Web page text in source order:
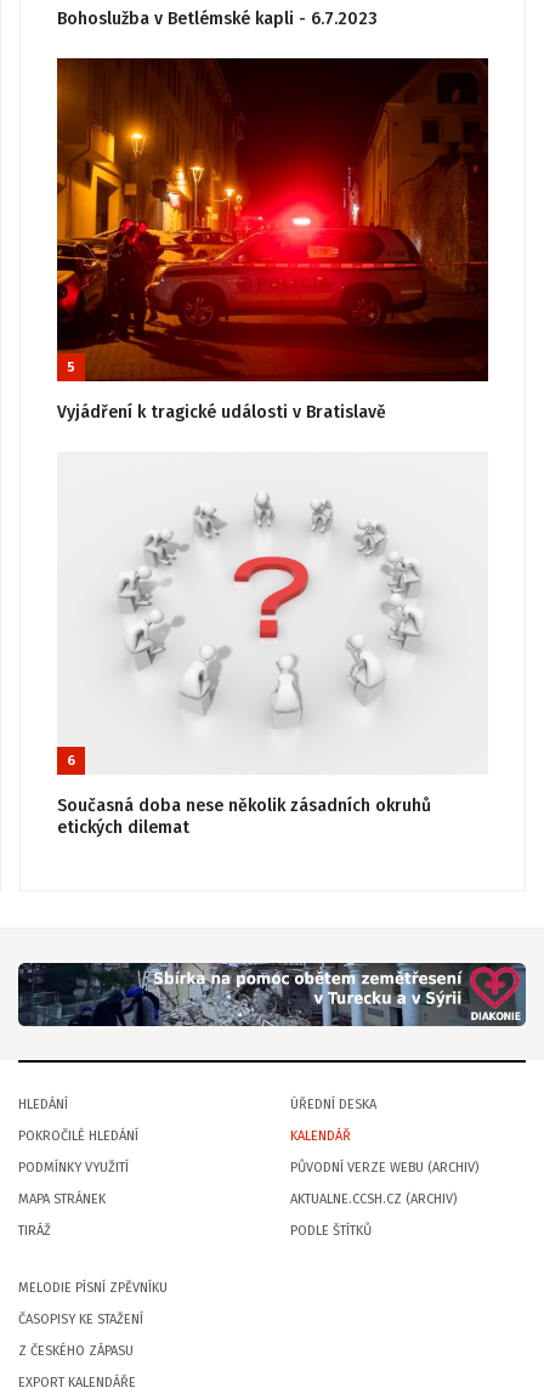
Bohoslužba v Betlémské kapli - 6.7.2023
5
Vyjádření k tragické události v Bratislavě
6
Současná doba nese několik zásadních okruhů
etických dilemat
HLEDÁNÍ
POKROČILÉ HLEDÁNÍ
PODMÍNKY VYUŽITÍ
MAPA STRÁNEK
TIRÁŽ
ÚŘEDNÍ DESKA
KALENDÁŘ
PŮVODNÍ VERZE WEBU (ARCHIV)
AKTUALNE.CCSH.CZ (ARCHIV)
PODLE ŠTÍTKŮ
MELODIE PÍSNÍ ZPĚVNÍKU
ČASOPISY KE STAŽENÍ
Z ČESKÉHO ZÁPASU
EXPORT KALENDÁŘE